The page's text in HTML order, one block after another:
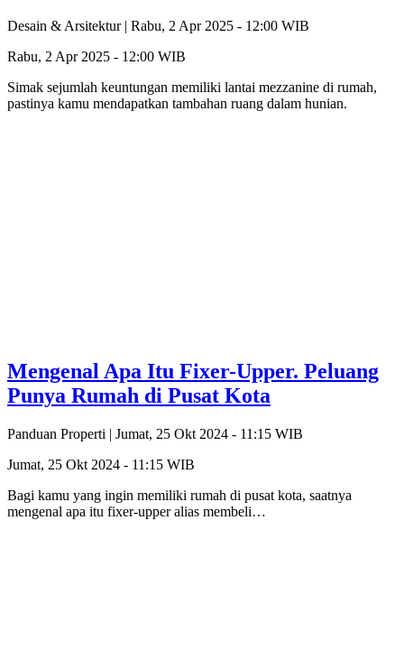
Desain & Arsitektur | Rabu, 2 Apr 2025 - 12:00 WIB
Rabu, 2 Apr 2025 - 12:00 WIB
Simak sejumlah keuntungan memiliki lantai mezzanine di rumah,
pastinya kamu mendapatkan tambahan ruang dalam hunian.
Mengenal Apa Itu Fixer-Upper. Peluang
Punya Rumah di Pusat Kota
Panduan Properti | Jumat, 25 Okt 2024 - 11:15 WIB
Jumat, 25 Okt 2024 - 11:15 WIB
Bagi kamu yang ingin memiliki rumah di pusat kota, saatnya
mengenal apa itu fixer-upper alias membeli…